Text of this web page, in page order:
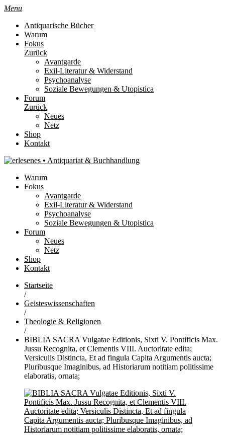
Menu
Antiquarische Bücher
Warum
Fokus
Zurück
Avantgarde
Exil-Literatur & Widerstand
Psychoanalyse
Soziale Bewegungen & Utopistica
Forum
Zurück
Neues
Netz
Shop
Kontakt
Warum
Fokus
Avantgarde
Exil-Literatur & Widerstand
Psychoanalyse
Soziale Bewegungen & Utopistica
Forum
Neues
Netz
Shop
Kontakt
Startseite
/
Geisteswissenschaften
/
Theologie & Religionen
/
BIBLIA SACRA Vulgatae Editionis, Sixti V. Pontificis Max.
Jussu Recognita, et Clementis VIII. Auctoritate edita;
Versiculis Distincta, Et ad fingula Capita Argumentis aucta;
Pluribusque Imaginibus, ad Historiarum notitiam politissime
elaboratis, ornata;